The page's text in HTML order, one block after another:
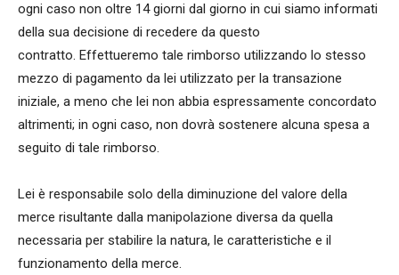
ogni caso non oltre 14 giorni dal giorno in cui siamo informati
della sua decisione di recedere da questo
contratto. Effettueremo tale rimborso utilizzando lo stesso
mezzo di pagamento da lei utilizzato per la transazione
iniziale, a meno che lei non abbia espressamente concordato
altrimenti; in ogni caso, non dovrà sostenere alcuna spesa a
seguito di tale rimborso.
Lei è responsabile solo della diminuzione del valore della
merce risultante dalla manipolazione diversa da quella
necessaria per stabilire la natura, le caratteristiche e il
funzionamento della merce.